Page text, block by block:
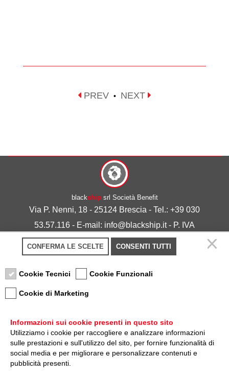
PREV • NEXT
blackshipsrl Società Benefit
Via P. Nenni, 18 - 25124 Brescia - Tel.: +39 030
53.57.116 - E-mail: info@blackship.it - P. IVA
03492980986
Privacy policy-Cookie policy
Nota sulla Certificazione
CONFERMA LE SCELTE CONSENTI TUTTI
Cookie Tecnici Cookie Funzionali
Cookie di Marketing
Informazioni sui cookie presenti in questo sito
Utilizziamo i cookie per raccogliere e analizzare informazioni
sulle prestazioni e sull'utilizzo del sito, per fornire funzionalità di
social media e per migliorare e personalizzare contenuti e
pubblicità presenti.